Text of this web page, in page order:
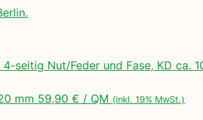
4-seitig Nut/Feder und Fase, KD
mm 59,90 € / QM (inkl. 19% MwSt.)